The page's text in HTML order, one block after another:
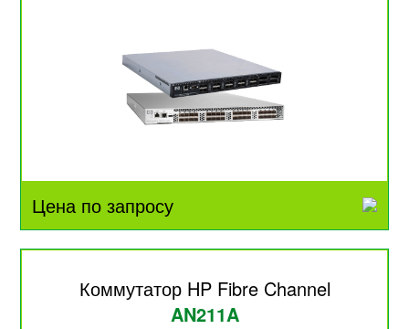
Цена по запросу
Коммутатор HP Fibre Channel
AN211A